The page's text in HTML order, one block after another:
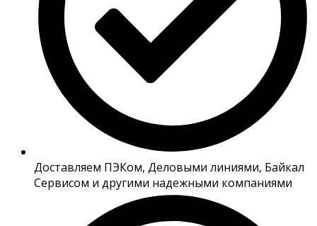
Доставляем ПЭКом, Деловыми линиями, Байкал
Сервисом и другими надежными компаниями